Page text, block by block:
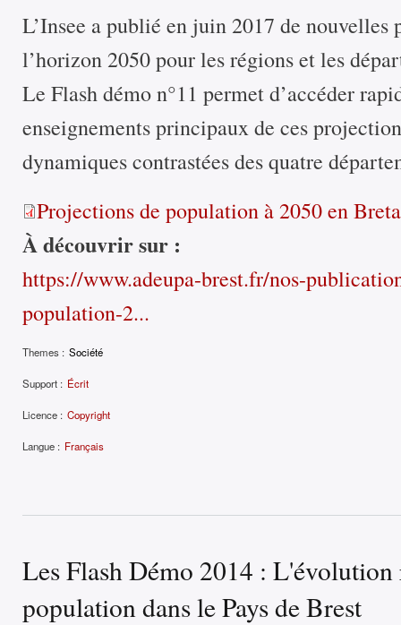
L’Insee a publié en juin 2017 de
l’horizon 2050 pour les régions et les
Le Flash démo n°11 permet d’accéder
enseignements principaux de ces
dynamiques contrastées des quatre
Projections de population à 2050 en
À découvrir sur :
https://www.adeupa-brest.fr/nos-
population-2...
Themes : Société
Support : Écrit
Licence : Copyright
Langue : Français
Les Flash Démo 2014 : L'évolution
population dans le Pays de Brest